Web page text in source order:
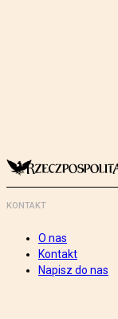
KONTAKT
O nas
Kontakt
Napisz do nas